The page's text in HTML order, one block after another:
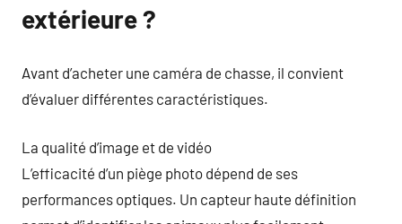
extérieure ?
Avant d’acheter une caméra de chasse, il convient
d’évaluer différentes caractéristiques.
La qualité d’image et de vidéo
L’efficacité d’un piège photo dépend de ses
performances optiques. Un capteur haute définition